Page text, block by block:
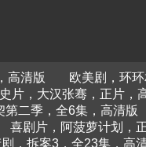
高清版 欧美剧，环
片，大汉张骞，正片，
第二季，全6集，高清版
喜剧片，阿菠萝计划，
剧，拆案3，全23集，高